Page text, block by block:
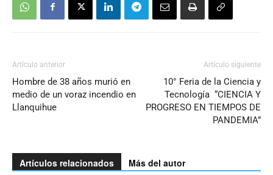
Artículo anterior
Hombre de 38 años murió en
medio de un voraz incendio en
Llanquihue
Artículo siguiente
10° Feria de la Ciencia y
Tecnología “CIENCIA Y
PROGRESO EN TIEMPOS DE
PANDEMIA”
Artículos relacionados Más del autor